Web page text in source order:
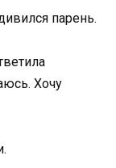
парень.
Хочу